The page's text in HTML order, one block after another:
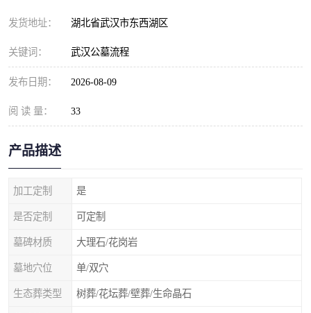
发货地址： 湖北省武汉市东西湖区
关键词： 武汉公墓流程
发布日期： 2026-08-09
阅 读 量： 33
产品描述
加工定制 是
是否定制 可定制
墓碑材质 大理石/花岗岩
墓地穴位 单/双穴
生态葬类型 树葬/花坛葬/壁葬/生命晶石